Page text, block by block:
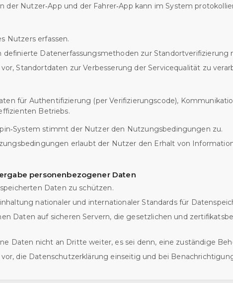
der Nutzer‑App und der Fahrer‑App kann im System
Nutzers erfassen.
definierte Datenerfassungsmethoden zur Standortverifizierung
Standortdaten zur Verbesserung der Servicequalität zu
für Authentifizierung (per Verifizierungscode),
Betriebs.
stimmt der Nutzer den Nutzungsbedingungen zu.
erlaubt der Nutzer den Erhalt von
personenbezogener Daten
Daten zu schützen.
nationaler und internationaler Standards für
Daten auf sicheren Servern, die gesetzlichen und
Daten nicht an Dritte weiter, es sei denn, eine zuständige
die Datenschutzerklärung einseitig und bei